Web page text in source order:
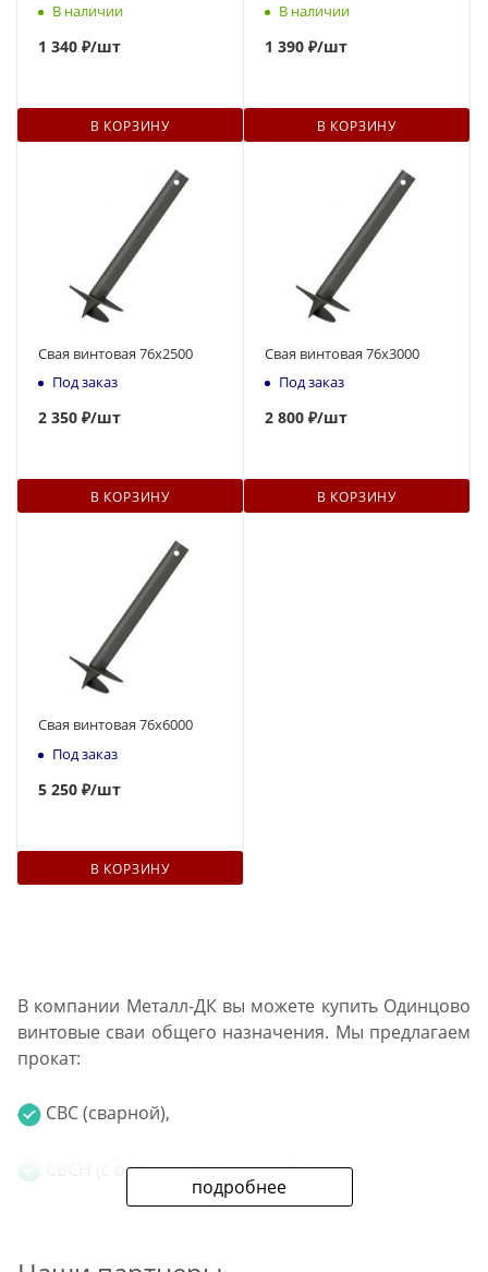
В наличии
1 340 ₽/шт
В КОРЗИНУ
В наличии
1 390 ₽/шт
В КОРЗИНУ
Свая винтовая 76x2500
Под заказ
2 350 ₽/шт
В КОРЗИНУ
Свая винтовая 76x3000
Под заказ
2 800 ₽/шт
В КОРЗИНУ
Свая винтовая 76x6000
Под заказ
5 250 ₽/шт
В КОРЗИНУ
подробнее
В компании Металл-ДК вы можете купить Одинцово
винтовые сваи общего назначения. Мы предлагаем
прокат:
СВС (сварной),
СВСН (с острым наконечником).